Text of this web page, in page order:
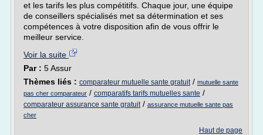
et les tarifs les plus compétitifs. Chaque jour, une équipe
de conseillers spécialisés met sa détermination et ses
compétences à votre disposition afin de vous offrir le
meilleur service.
Voir la suite
Par : 5 Assur
Thèmes liés : comparateur mutuelle sante gratuit/ mutuelle sante
pas cher comparateur / comparatifs tarifs mutuelles sante /
comparateur assurance sante gratuit/ assurance mutuelle sante pas
cher
Haut de page